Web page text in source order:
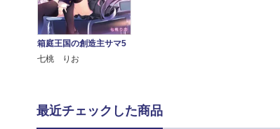
箱庭王国の創造主サマ5
七桃 りお
最近チェックした商品